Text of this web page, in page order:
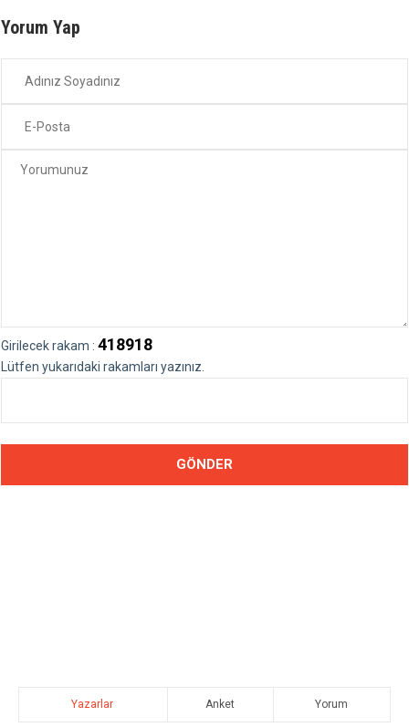
Yorum Yap
Girilecek rakam : 418918
Lütfen yukarıdaki rakamları yazınız.
Yazarlar Anket Yorum